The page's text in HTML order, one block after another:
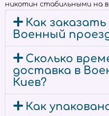
никотин стабильными на
Как
Военный
Сколько
доставка в
Киев?
Как